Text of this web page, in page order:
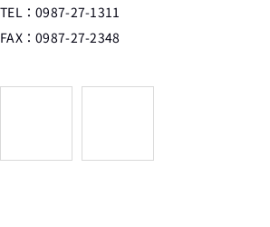
TEL：0987-27-1311
FAX：0987-27-2348